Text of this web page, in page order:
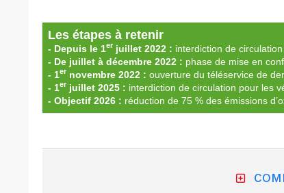
Les étapes à retenir
- Depuis le 1er juillet 2022 : interdiction de
- De juillet à décembre 2022 : phase de mise en
- 1er novembre 2022 : ouverture du téléservice de
- 1er juillet 2025 : interdiction de circulation pour les
- Objectif 2026 : réduction de 75 % des émissions